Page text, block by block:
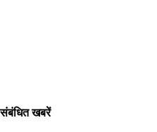
संबंधित खबरें